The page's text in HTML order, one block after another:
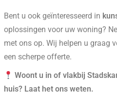
Bent u ook geïnteresseerd in
oplossingen voor uw woning?
met ons op. Wij helpen u graag
een scherpe offerte.
Woont u in of vlakbij
huis? Laat het ons weten.